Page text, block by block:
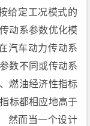
给定工况模式的
动系参数优化模
汽车动力传动系
数不同或传动系
燃油经济性指标
标都相应地高于
然而当一个设计